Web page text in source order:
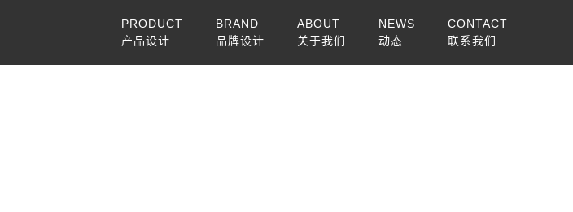
PRODUCT
产品设计
BRAND
品牌设计
ABOUT
关于我们
NEWS
动态
CONTACT
联系我们